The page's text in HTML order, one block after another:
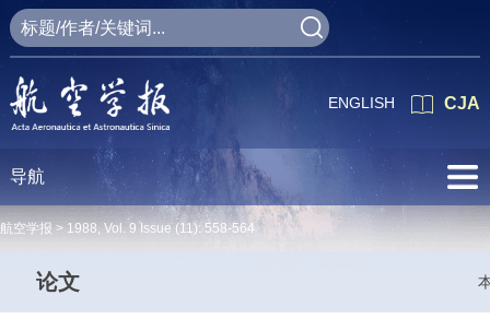
CJA
ENGLISH
导航
航空学报 > 1988, Vol. 9 Issue (11): 558-564
论文